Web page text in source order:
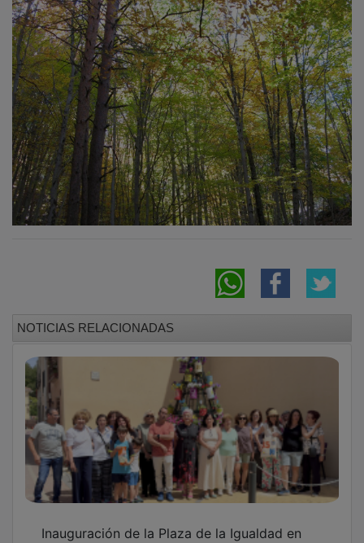
NOTICIAS RELACIONADAS
Inauguración de la Plaza de la Igualdad en